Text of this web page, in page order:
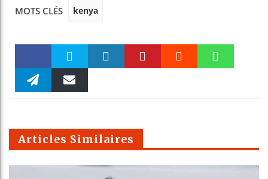
MOTS CLÉS kenya
Faceboo Twitter
m
Articles Similaires